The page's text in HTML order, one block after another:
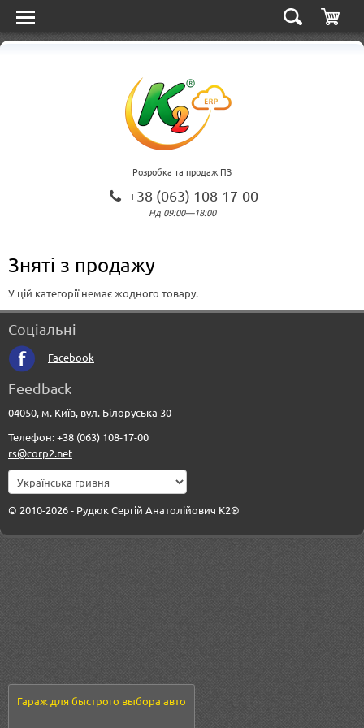
Розробка та продаж ПЗ
+38 (063) 108-17-00
Нд 09:00—18:00
Зняті з продажу
У цій категорії немає жодного товару.
Соціальні
Facebook
Feedback
04050, м. Київ, вул. Білоруська 30
Телефон: +38 (063) 108-17-00
rs@corp2.net
Гараж для быстрого выбора авто
© 2010-2026 - Рудюк Сергій Анатолійович К2®